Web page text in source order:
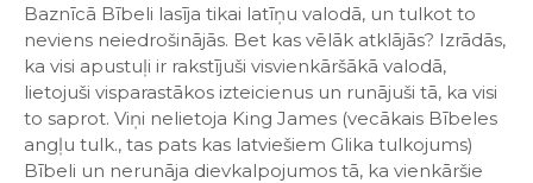
Baznīcā Bībeli lasīja tikai latīņu valodā, un tulkot to
neviens neiedrošinājās. Bet kas vēlāk atklājās? Izrādās,
ka visi apustuļi ir rakstījuši visvienkāršākā valodā,
lietojuši visparastākos izteicienus un runājuši tā, ka visi
to saprot. Viņi nelietoja King James (vecākais Bībeles
angļu tulk., tas pats kas latviešiem Glika tulkojums)
Bībeli un nerunāja dievkalpojumos tā, ka vienkāršie